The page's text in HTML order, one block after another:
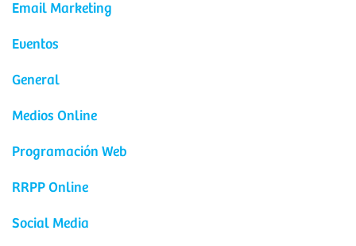
Email Marketing
Eventos
General
Medios Online
Programación Web
RRPP Online
Social Media